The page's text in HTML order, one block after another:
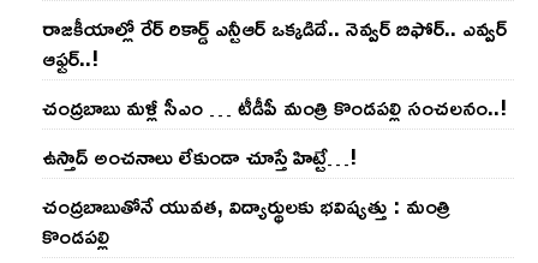
రాజ‌కీయాల్లో రేర్ రికార్డ్ ఎన్టీఆర్ ఒక్క‌డిదే.. నెవ్వ‌ర్ బిఫోర్‌.. ఎవ్వ‌ర్
ఆఫ్ట‌ర్‌..!
చంద్ర‌బాబు మ‌ళ్లీ సీఎం … టీడీపీ మంత్రి కొండ‌ప‌ల్లి సంచ‌ల‌నం..!
ఉస్తాద్ అంచ‌నాలు లేకుండా చూస్తే హిట్టే…!
చంద్ర‌బాబుతోనే యువ‌త‌, విద్యార్థుల‌కు భ‌విష్య‌త్తు : మంత్రి
కొండ‌ప‌ల్లి